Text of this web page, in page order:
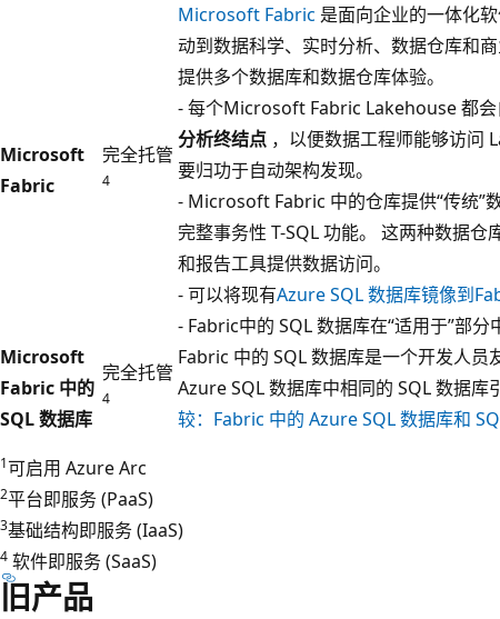
Microsoft
Fabric
完全托管
4
Microsoft Fabric 是面向企业的一体化
动到数据科学、实时分析、数据仓库和
提供多个数据库和数据仓库体验。
- 每个Microsoft Fabric Lakehouse 都会
分析终结点 ，以便数据工程师能够访问
要归功于自动架构发现。
- Microsoft Fabric 中的仓库提供“传统”
完整事务性 T-SQL 功能。 这两种数据仓
和报告工具提供数据访问。
- 可以将现有Azure SQL 数据库镜像到
- Fabric中的 SQL 数据库在“适用于”部分
Microsoft
Fabric 中的
SQL 数据库
完全托管
4
Fabric 中的 SQL 数据库是一个开发人
Azure SQL 数据库中相同的 SQL 数据库
较：Fabric 中的 Azure SQL 数据库和
1可启用 Azure Arc
2平台即服务 (PaaS)
3基础结构即服务 (IaaS)
4 软件即服务 (SaaS)
旧产品